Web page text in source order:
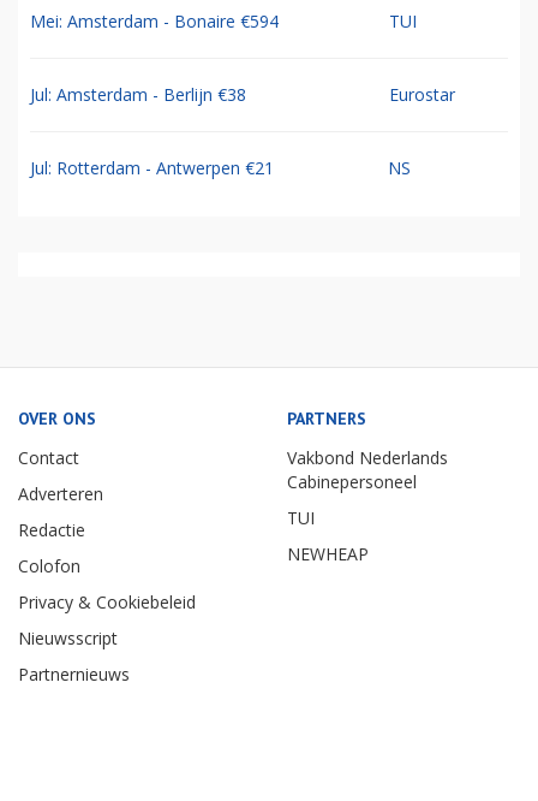
Mei: Amsterdam - Bonaire €594 TUI
Jul: Amsterdam - Berlijn €38 Eurostar
Jul: Rotterdam - Antwerpen €21 NS
OVER ONS
Contact
Adverteren
Redactie
Colofon
Privacy & Cookiebeleid
Nieuwsscript
Partnernieuws
PARTNERS
Vakbond Nederlands
Cabinepersoneel
TUI
NEWHEAP